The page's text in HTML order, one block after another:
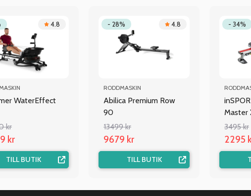
4.8
WaterEffect
kr
kr
TILL BUTIK
- 28% 4.8
RODDMASKIN
Abilica Premium Row
90
13499 kr
9679 kr
TILL BUTIK
- 34%
Master
3495 kr
2295